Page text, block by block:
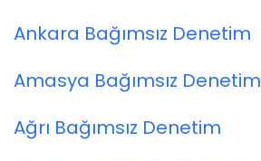
Ankara Bağımsız Denetim
Amasya Bağımsız Denetim
Ağrı Bağımsız Denetim